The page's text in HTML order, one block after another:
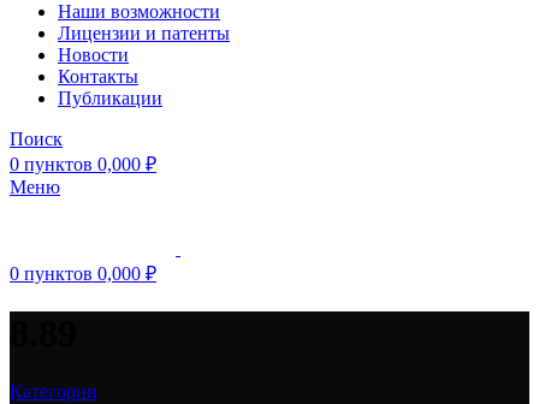
Наши возможности
Лицензии и патенты
Новости
Контакты
Публикации
Поиск
0 пунктов 0,000 ₽
Меню
0 пунктов 0,000 ₽
Категории